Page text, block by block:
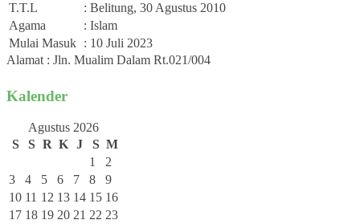
T.T.L
: Belitung, 30 Agustus 2010
Agama
: Islam
Mulai Masuk : 10 Juli 2023
Alamat : Jln. Mualim Dalam Rt.021/004
Kalender
Agustus 2026
S
S R K J S M
1
2
3
4 5 6 7 8
9
10 11 12 13 14 15 16
17 18 19 20 21 22 23